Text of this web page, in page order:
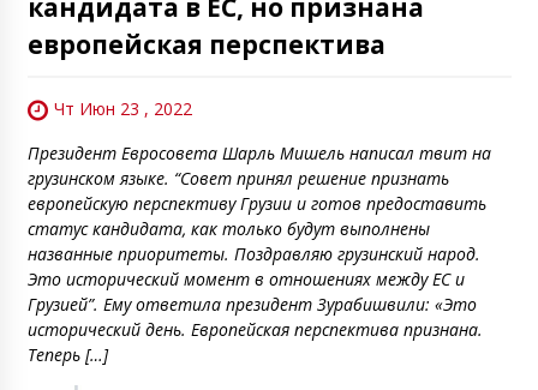
европейская перспектива
Чт Июн 23 , 2022
Президент Евросовета Шарль Мишель написал твит на
грузинском языке. “Совет принял решение признать
европейскую перспективу Грузии и готов предоставить
статус кандидата, как только будут выполнены
названные приоритеты. Поздравляю грузинский народ.
Это исторический момент в отношениях между ЕС и
Грузией”. Ему ответила президент Зурабишвили: «Это
исторический день. Европейская перспектива признана.
Теперь […]